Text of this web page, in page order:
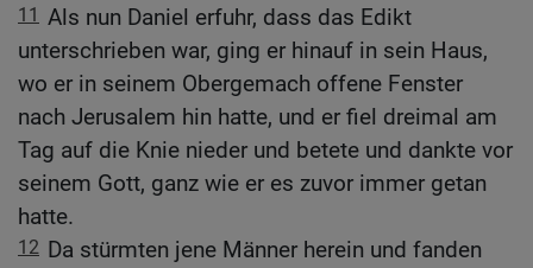
11 Als nun Daniel erfuhr, dass das Edikt
unterschrieben war, ging er hinauf in sein Haus,
wo er in seinem Obergemach offene Fenster
nach Jerusalem hin hatte, und er fiel dreimal am
Tag auf die Knie nieder und betete und dankte vor
seinem Gott, ganz wie er es zuvor immer getan
hatte.
12 Da stürmten jene Männer herein und fanden